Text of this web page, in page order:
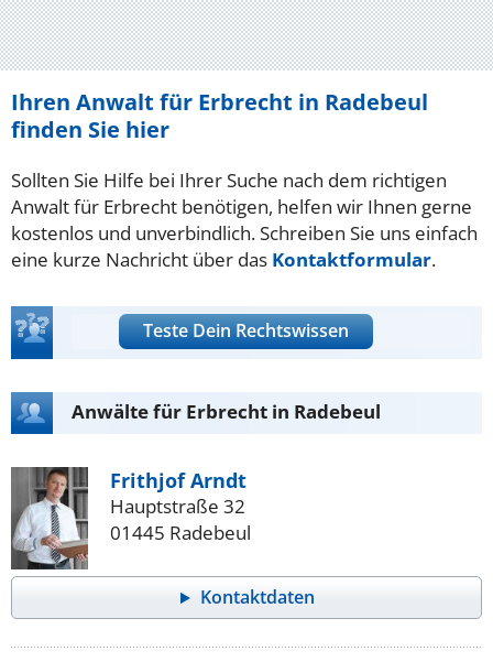
Ihren Anwalt für Erbrecht in Radebeul
finden Sie hier
Sollten Sie Hilfe bei Ihrer Suche nach dem richtigen
Anwalt für Erbrecht benötigen, helfen wir Ihnen gerne
kostenlos und unverbindlich. Schreiben Sie uns einfach
eine kurze Nachricht über das Kontaktformular.
Teste Dein Rechtswissen
Anwälte für Erbrecht in Radebeul
Frithjof Arndt
Hauptstraße 32
01445 Radebeul
Kontaktdaten